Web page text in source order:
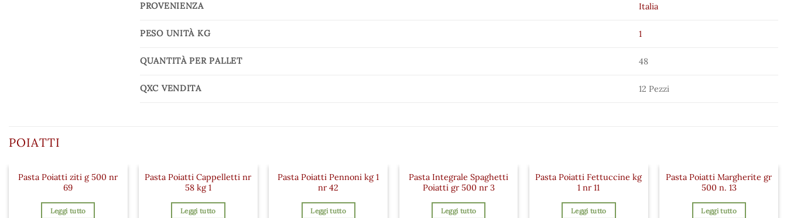
PROVENIENZA Italia
PESO UNITÀ KG 1
QUANTITÀ PER PALLET 48
QXC VENDITA 12 Pezzi
POIATTI
Pasta Poiatti ziti g 500 nr
69
Leggi tutto
Pasta Poiatti Cappelletti nr
58 kg 1
Leggi tutto
Pasta Poiatti Pennoni kg 1
nr 42
Leggi tutto
Pasta Integrale Spaghetti
Poiatti gr 500 nr 3
Leggi tutto
Pasta Poiatti Fettuccine kg
1 nr 11
Leggi tutto
Pasta Poiatti Margherite gr
500 n. 13
Leggi tutto